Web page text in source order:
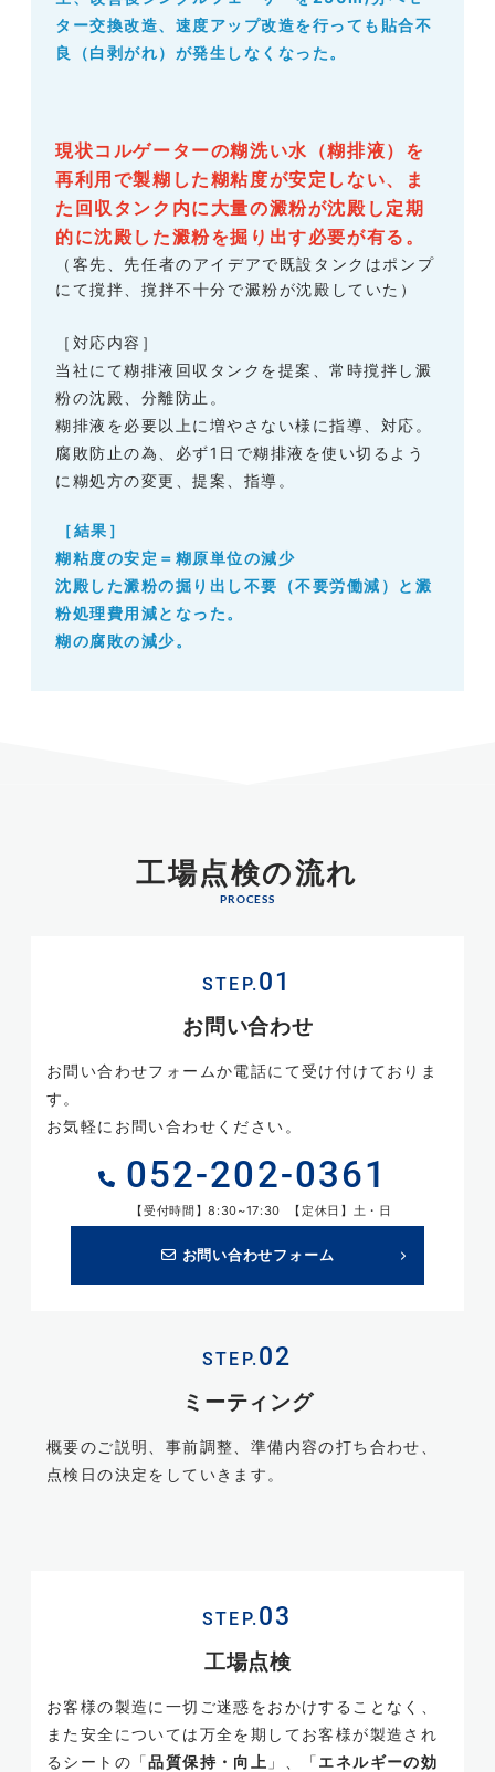
ター交換改造、速度アップ改造を行っても貼合不
良（白剥がれ）が発生しなくなった。
現状コルゲーターの糊洗い水（糊排液）を
再利用で製糊した糊粘度が安定しない、ま
た回収タンク内に大量の澱粉が沈殿し定期
的に沈殿した澱粉を掘り出す必要が有る。
（客先、先任者のアイデアで既設タンクはポンプ
にて撹拌、撹拌不十分で澱粉が沈殿していた）
［対応内容］
当社にて糊排液回収タンクを提案、常時撹拌し澱
粉の沈殿、分離防止。
糊排液を必要以上に増やさない様に指導、対応。
腐敗防止の為、必ず1日で糊排液を使い切るよう
に糊処方の変更、提案、指導。
［結果］
糊粘度の安定＝糊原単位の減少
沈殿した澱粉の掘り出し不要（不要労働減）と澱
粉処理費用減となった。
糊の腐敗の減少。
工場点検の流れ
PROCESS
STEP.
お問い合わせ
お問い合わせフォームか電話にて受け付けておりま
す。
お気軽にお問い合わせください。
052-202-0361
【受付時間】8:30~17:30 【定休日】土・日
お問い合わせフォーム
STEP.
ミーティング
概要のご説明、事前調整、準備内容の打ち合わせ、
点検日の決定をしていきます。
STEP.
工場点検
お客様の製造に一切ご迷惑をおかけすることなく、
また安全については万全を期してお客様が製造され
るシートの「品質保持・向上 」、「エネルギーの効